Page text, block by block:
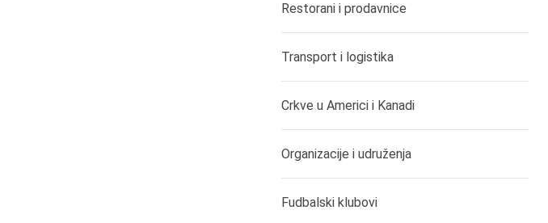
Restorani i prodavnice
Transport i logistika
Crkve u Americi i Kanadi
Organizacije i udruženja
Fudbalski klubovi